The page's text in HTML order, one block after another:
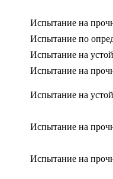
Испытание на
Испытание по
Испытание на
Испытание на
Испытание на
Испытание на
Испытание на